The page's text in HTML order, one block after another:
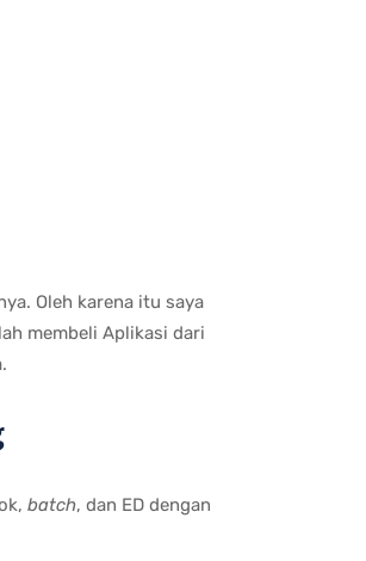
Oleh karena itu saya
membeli Aplikasi dari
batch, dan ED dengan